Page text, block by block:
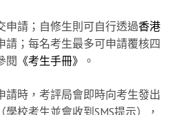
申請；自修生則可自行透過香港
請；每名考生最多可申請覆核四
閱 《考生手冊》 。
請時，考評局會即時向考生發出
校考生並會收到SMS提示），